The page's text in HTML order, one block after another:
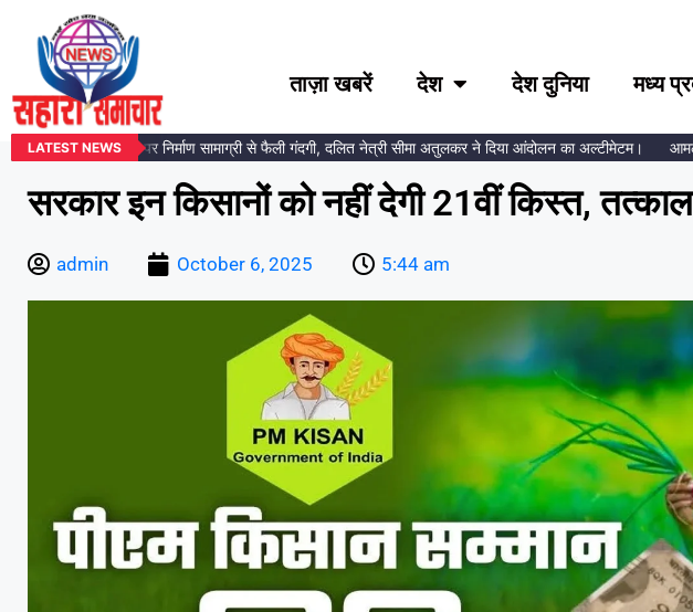
ताज़ा खबरें देश देश दुनिया मध्य
LATEST NEWS
प्रतिमा स्थल पर निर्माण सामाग्री से फैली गंदगी, दलित नेत्री सीमा अतुलकर ने दिया आंदोलन का अल्टीमेटम। आमला में
सरकार इन किसानों को नहीं देगी 21वीं किस्त,
admin October 6, 2025 5:44 am